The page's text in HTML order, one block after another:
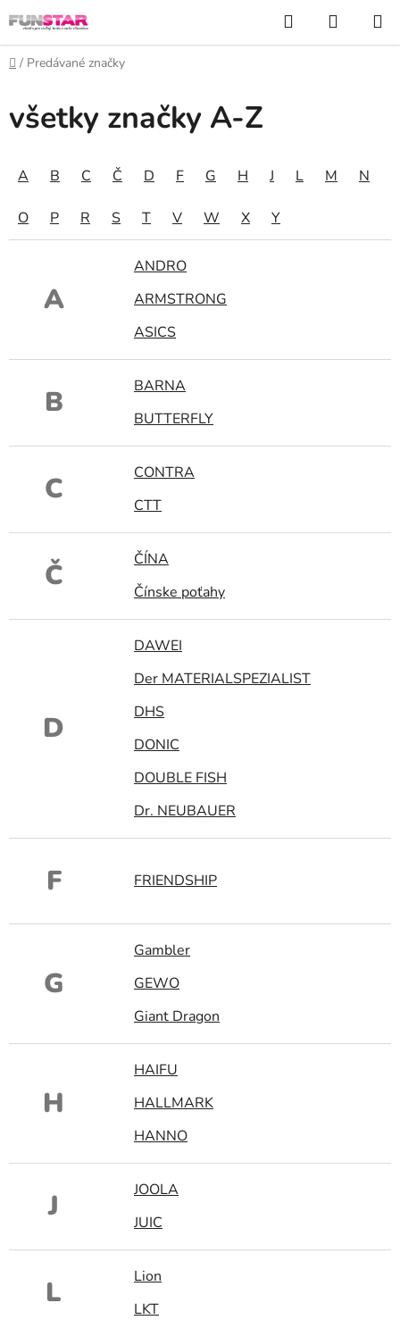
na
obsah
Hľadať
KOŠÍK
Domov
/ Predávané značky
všetky značky A-Z
A B C Č D F G H J L M N
O P R S T V W X Y
A
ANDRO
ARMSTRONG
ASICS
B
BARNA
BUTTERFLY
C
CONTRA
CTT
Č
ČÍNA
Čínske poťahy
D
DAWEI
Der MATERIALSPEZIALIST
DHS
DONIC
DOUBLE FISH
Dr. NEUBAUER
F FRIENDSHIP
G
Gambler
GEWO
Giant Dragon
H
HAIFU
HALLMARK
HANNO
J
JOOLA
JUIC
L
Lion
LKT